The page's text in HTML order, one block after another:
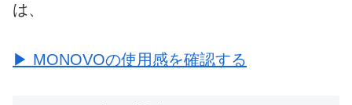
は、
▶ MONOVOの使用感を確認する